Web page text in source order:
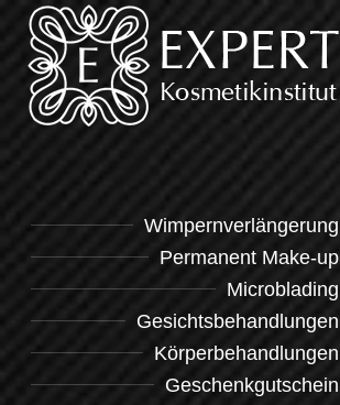
Wimpernverlängerung
Permanent Make-up
Microblading
Gesichtsbehandlungen
Körperbehandlungen
Geschenkgutschein